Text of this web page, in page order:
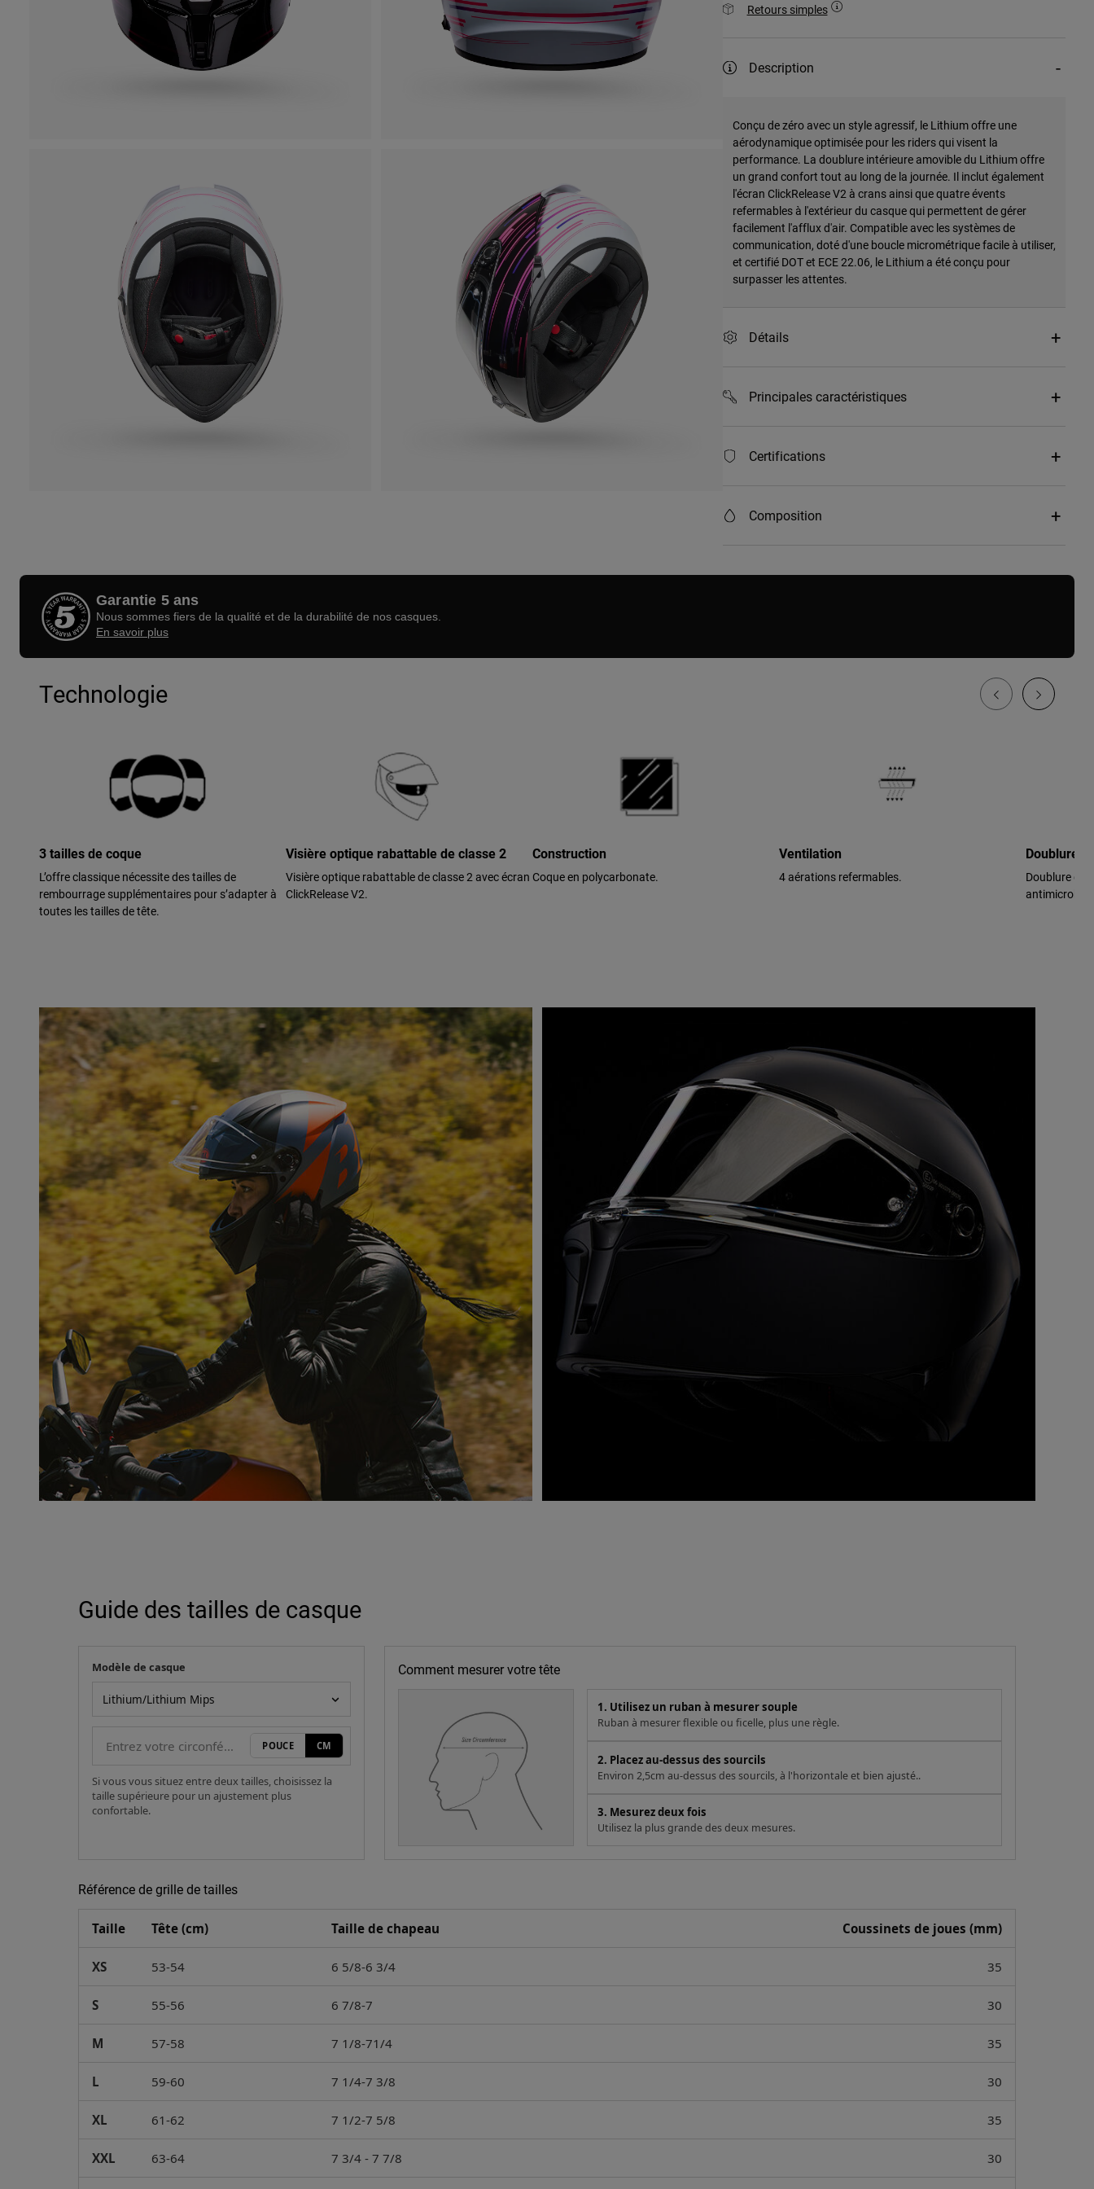
Retours simples
Description
Conçu de zéro avec un style agressif, le Lithium offre une
aérodynamique optimisée pour les riders qui visent la
performance. La doublure intérieure amovible du Lithium offre
un grand confort tout au long de la journée. Il inclut également
l'écran ClickRelease V2 à crans ainsi que quatre évents
refermables à l'extérieur du casque qui permettent de gérer
facilement l'afflux d'air. Compatible avec les systèmes de
communication, doté d'une boucle micrométrique facile à utiliser,
et certifié DOT et ECE 22.06, le Lithium a été conçu pour
surpasser les attentes.
Détails
Principales caractéristiques
Certifications
Composition
Garantie 5 ans
Nous sommes fiers de la qualité et de la durabilité de nos casques.
En savoir plus
Technologie
3 tailles de coque
L’offre classique nécessite des tailles de
rembourrage supplémentaires pour s’adapter à
toutes les tailles de tête.
Visière optique rabattable de classe 2
Visière optique rabattable de classe 2 avec écran
ClickRelease V2.
Construction
Coque en polycarbonate.
Ventilation
4 aérations refermables.
Doublure
Doublure de
Guide des tailles de casque
Comment mesurer votre tête
1. Utilisez un ruban à mesurer souple
Ruban à mesurer flexible ou ficelle, plus une règle.
2. Placez au-dessus des sourcils
Environ 2,5cm au-dessus des sourcils, à l'horizontale et bien ajusté..
3. Mesurez deux fois
Utilisez la plus grande des deux mesures.
Votre mesure
Modèle de casque
POUCE CM
Si vous vous situez entre deux tailles, choisissez la
taille supérieure pour un ajustement plus
confortable.
Référence de grille de tailles
Taille Tête (cm) Taille de chapeau Coussinets de joues (mm)
XS 53-54 6 5/8-6 3/4 35
S 55-56 6 7/8-7 30
M 57-58 7 1/8-71/4 35
L 59-60 7 1/4-7 3/8 30
XL 61-62 7 1/2-7 5/8 35
XXL 63-64 7 3/4 - 7 7/8 30